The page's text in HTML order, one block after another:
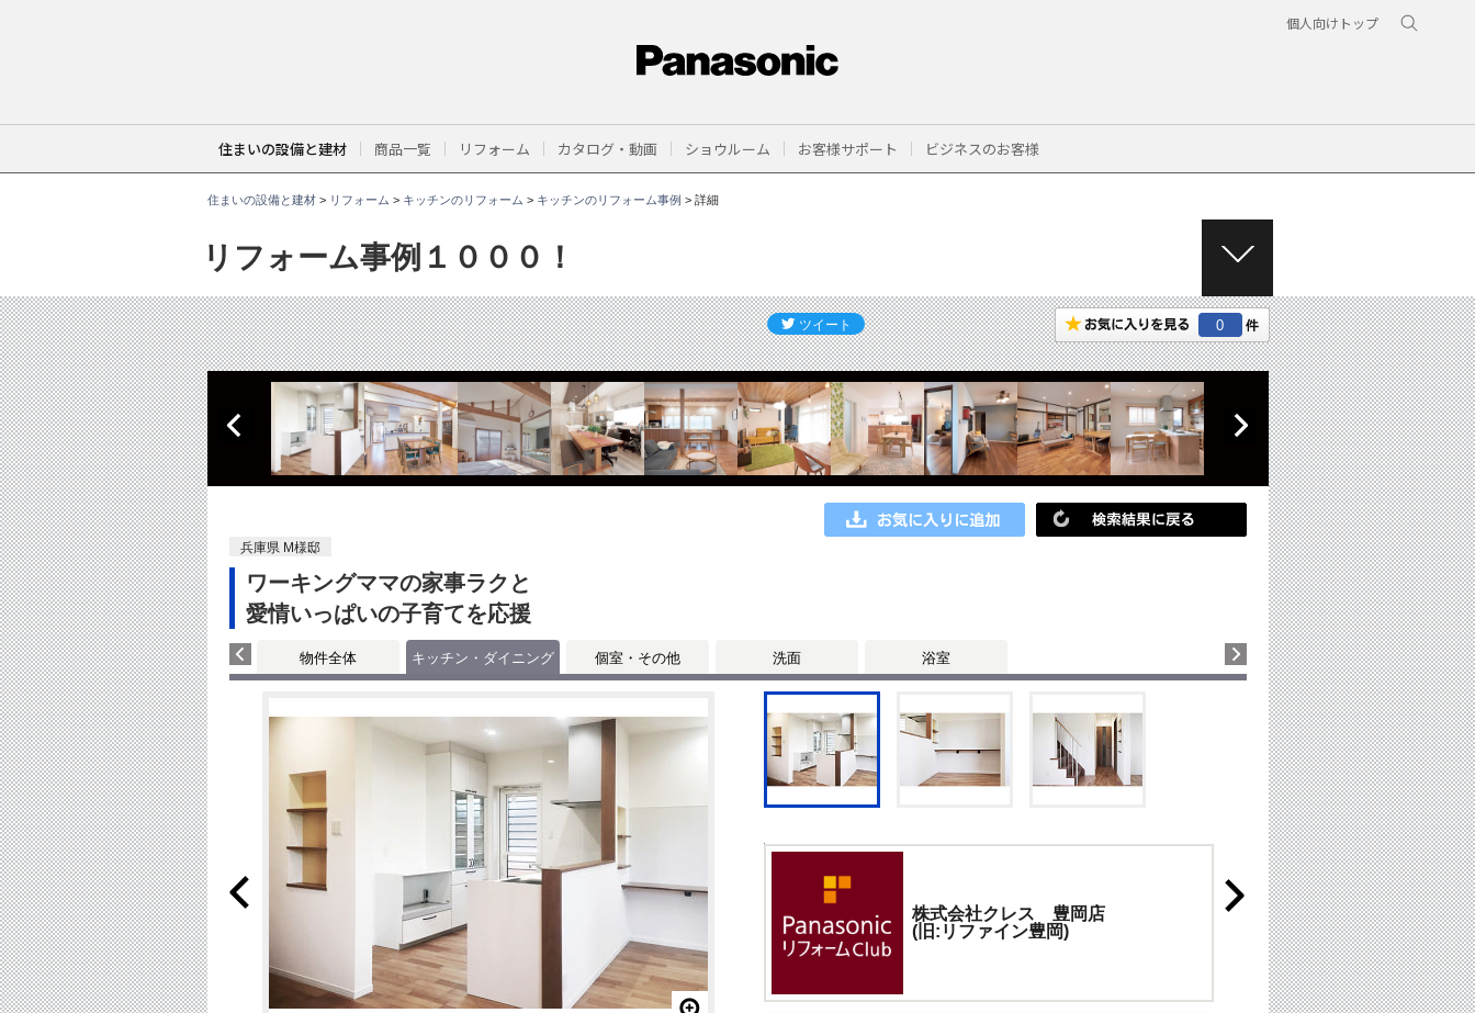
個人向けトップ
住まいの設備と建材 商品一覧 リフォーム カタログ・動画 ショウルーム お客様サポート ビジネスのお客様
住まいの設備と建材> リフォーム > キッチンのリフォーム > キッチンのリフォーム事例 > 詳細
リフォーム事例１０００！
E
N
。
0
兵庫県 M様邸
ワーキングママの家事ラクと
愛情いっぱいの子育てを応援
物件全体 キッチン・ダイニング 個室・その他 洗面 浴室
株式会社クレス 豊岡店
(旧:リファイン豊岡)